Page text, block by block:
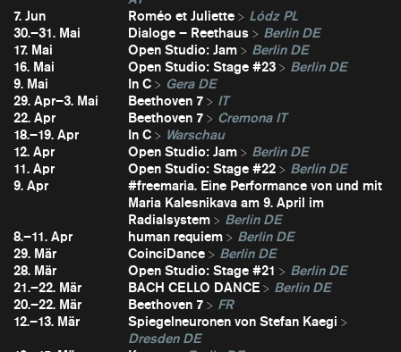
7. Jun
Roméo et Juliette
Lódz PL
30.–31. Mai
Dialoge – Reethaus
Berlin DE
17. Mai
Open Studio: Jam
Berlin DE
16. Mai
Open Studio: Stage #23
Berlin DE
9. Mai
In C
Gera DE
29. Apr–3. Mai
Beethoven 7
IT
22. Apr
Beethoven 7
Cremona IT
18.–19. Apr
In C
Warschau
12. Apr
Open Studio: Jam
Berlin DE
11. Apr
Open Studio: Stage #22
Berlin DE
9. Apr
#freemaria. Eine Performance von und mit
Maria Kalesnikava am 9. April im
Radialsystem
Berlin DE
8.–11. Apr
human requiem
Berlin DE
29. Mär
CoinciDance
Berlin DE
28. Mär
Open Studio: Stage #21
Berlin DE
21.–22. Mär
BACH CELLO DANCE
Berlin DE
20.–22. Mär
Beethoven 7
FR
12.–13. Mär
Spiegelneuronen von Stefan Kaegi
Dresden DE